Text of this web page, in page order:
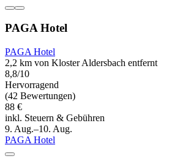
PAGA Hotel
PAGA Hotel
2,2 km von Kloster Aldersbach entfernt
8,8/10
Hervorragend
(42 Bewertungen)
88 €
inkl. Steuern & Gebühren
9. Aug.–10. Aug.
PAGA Hotel